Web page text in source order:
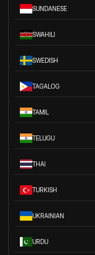
SUNDANESE
SWAHILI
SWEDISH
TAGALOG
TAMIL
TELUGU
THAI
TURKISH
UKRAINIAN
URDU